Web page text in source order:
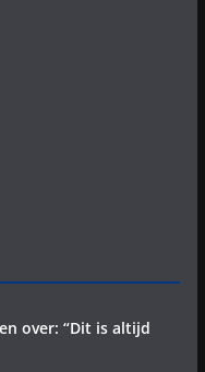
over: “Dit is altijd